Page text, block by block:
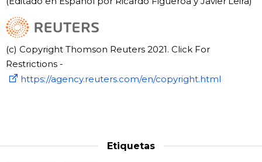
(c) Copyright Thomson Reuters 2021. Click For
Restrictions -
https://agency.reuters.com/en/copyright.html
Etiquetas